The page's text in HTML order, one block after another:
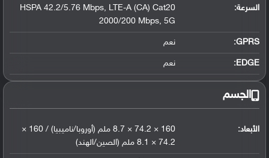
السرعة:
HSPA 42.2/5.76 Mbps, LTE-A (CA) Cat20
2000/200 Mbps, 5G
GPRS: نعم
EDGE: نعم
الجسم
الأبعاد:
160 × 74.2 × 8.7 ملم (أوروبا/ناميبيا) / 160 ×
74.2 × 8.1 ملم (الصين/الهند)